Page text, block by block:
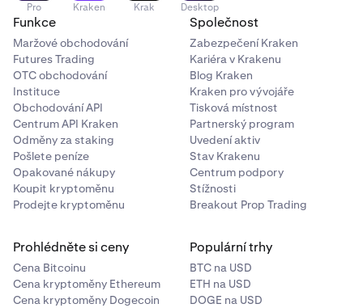
Pro Kraken Krak Desktop
Funkce
Maržové obchodování
Futures Trading
OTC obchodování
Instituce
Obchodování API
Centrum API Kraken
Odměny za staking
Pošlete peníze
Opakované nákupy
Koupit kryptoměnu
Prodejte kryptoměnu
Společnost
Zabezpečení Kraken
Kariéra v Krakenu
Blog Kraken
Kraken pro vývojáře
Tisková místnost
Partnerský program
Uvedení aktiv
Stav Krakenu
Centrum podpory
Stížnosti
Breakout Prop Trading
Prohlédněte si ceny
Cena Bitcoinu
Cena kryptoměny Ethereum
Cena kryptoměny Dogecoin
Populární trhy
BTC na USD
ETH na USD
DOGE na USD